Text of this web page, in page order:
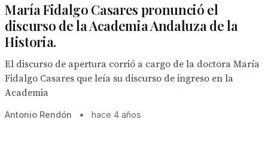
María Fidalgo Casares pronunció el
discurso de la Academia Andaluza de la
Historia.
El discurso de apertura corrió a cargo de la doctora María
Fidalgo Casares que leía su discurso de ingreso en la
Academia
Antonio Rendón • hace 4 años